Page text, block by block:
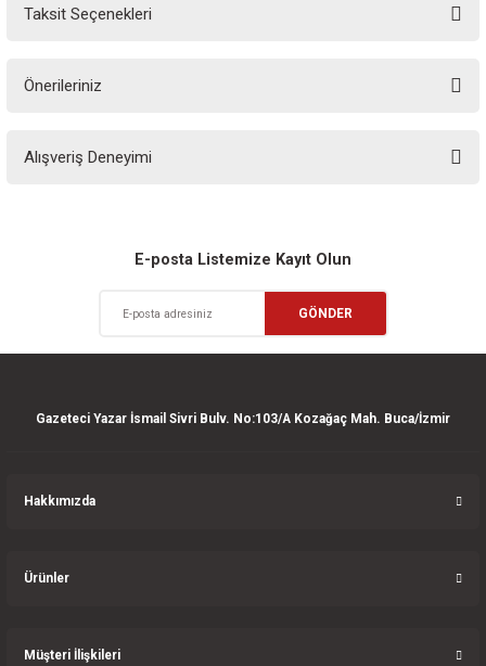
Taksit Seçenekleri
Önerileriniz
yetersiz gördüğünüz noktaları öneri formunu kullanarak tarafımıza
Ürün resmi kalitesiz, bozuk veya görüntülenemiyor.
Ürün açıklamasında eksik bilgiler bulunuyor.
Ürün bilgilerinde hatalar bulunuyor.
Ürün fiyatı diğer sitelerden daha pahalı.
Alışveriş Deneyimi
Deneyimini Paylaş
E-posta Listemize Kayıt Olun
GÖNDER
Gazeteci Yazar İsmail Sivri Bulv. No:103/A Kozağaç Mah. Buca/İzmir
Hakkımızda
Ürünler
Müşteri İlişkileri